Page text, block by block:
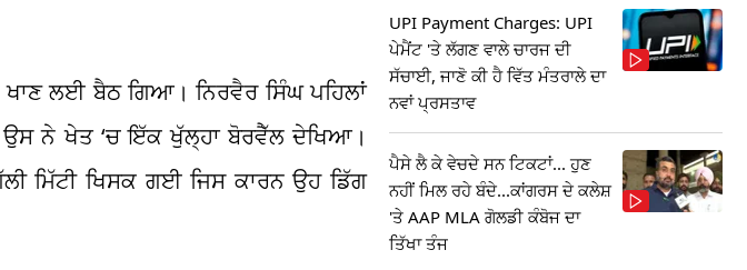
ਲਈ ਬੈਠ ਗਿਆ। ਨਿਰਵੈਰ ਸਿੰਘ ਪਹਿਲਾਂ
ਨੇ ਖੇਤ ‘ਚ ਇੱਕ ਖੁੱਲ੍ਹਾ ਬੋਰਵੈੱਲ ਦੇਖਿਆ।
ਮਿੱਟੀ ਖਿਸਕ ਗਈ ਜਿਸ ਕਾਰਨ ਉਹ ਡਿੱਗ
UPI Payment Charges: UPI
ਪੇਮੈਂਟ 'ਤੇ ਲੱਗਣ ਵਾਲੇ ਚਾਰਜ ਦੀ
ਸੱਚਾਈ, ਜਾਣੋ ਕੀ ਹੈ ਵਿੱਤ ਮੰਤਰਾਲੇ ਦਾ
ਨਵਾਂ ਪ੍ਰਸਤਾਵ
ਪੈਸੇ ਲੈ ਕੇ ਵੇਚਦੇ ਸਨ ਟਿਕਟਾਂ... ਹੁਣ
ਨਹੀਂ ਮਿਲ ਰਹੇ ਬੰਦੇ...ਕਾਂਗਰਸ ਦੇ ਕਲੇਸ਼
'ਤੇ AAP MLA ਗੋਲਡੀ ਕੰਬੋਜ ਦਾ
ਤਿੱਖਾ ਤੰਜ